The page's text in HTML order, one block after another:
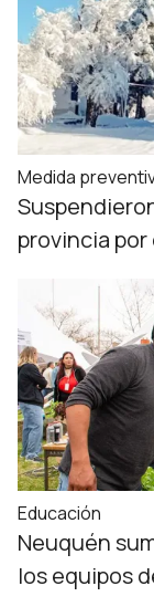
Medida
provincia
Educación
Neuquén
los equipos